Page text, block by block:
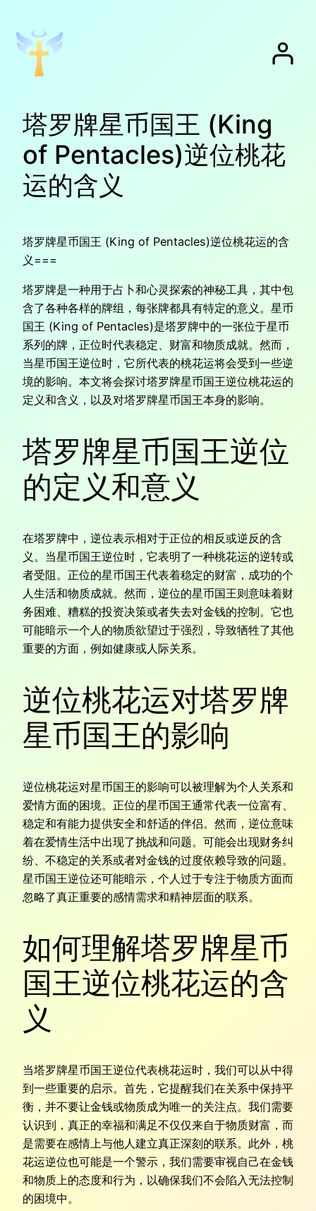
塔罗牌星币国王 (King
of Pentacles)逆位桃花
运的含义
塔罗牌星币国王 (King of Pentacles)逆位桃花运的含
义===
塔罗牌是一种用于占卜和心灵探索的神秘工具，其中包
含了各种各样的牌组，每张牌都具有特定的意义。星币
国王 (King of Pentacles)是塔罗牌中的一张位于星币
系列的牌，正位时代表稳定、财富和物质成就。然而，
当星币国王逆位时，它所代表的桃花运将会受到一些逆
境的影响。本文将会探讨塔罗牌星币国王逆位桃花运的
定义和含义，以及对塔罗牌星币国王本身的影响。
塔罗牌星币国王逆位
的定义和意义
在塔罗牌中，逆位表示相对于正位的相反或逆反的含
义。当星币国王逆位时，它表明了一种桃花运的逆转或
者受阻。正位的星币国王代表着稳定的财富，成功的个
人生活和物质成就。然而，逆位的星币国王则意味着财
务困难、糟糕的投资决策或者失去对金钱的控制。它也
可能暗示一个人的物质欲望过于强烈，导致牺牲了其他
重要的方面，例如健康或人际关系。
逆位桃花运对塔罗牌
星币国王的影响
逆位桃花运对星币国王的影响可以被理解为个人关系和
爱情方面的困境。正位的星币国王通常代表一位富有、
稳定和有能力提供安全和舒适的伴侣。然而，逆位意味
着在爱情生活中出现了挑战和问题。可能会出现财务纠
纷、不稳定的关系或者对金钱的过度依赖导致的问题。
星币国王逆位还可能暗示，个人过于专注于物质方面而
忽略了真正重要的感情需求和精神层面的联系。
如何理解塔罗牌星币
国王逆位桃花运的含
义
当塔罗牌星币国王逆位代表桃花运时，我们可以从中得
到一些重要的启示。首先，它提醒我们在关系中保持平
衡，并不要让金钱或物质成为唯一的关注点。我们需要
认识到，真正的幸福和满足不仅仅来自于物质财富，而
是需要在感情上与他人建立真正深刻的联系。此外，桃
花运逆位也可能是一个警示，我们需要审视自己在金钱
和物质上的态度和行为，以确保我们不会陷入无法控制
的困境中。